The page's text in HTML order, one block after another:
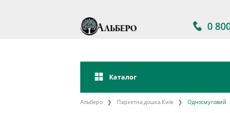
0
Каталог
Альберо Паркетна дошка Київ Односмуговий